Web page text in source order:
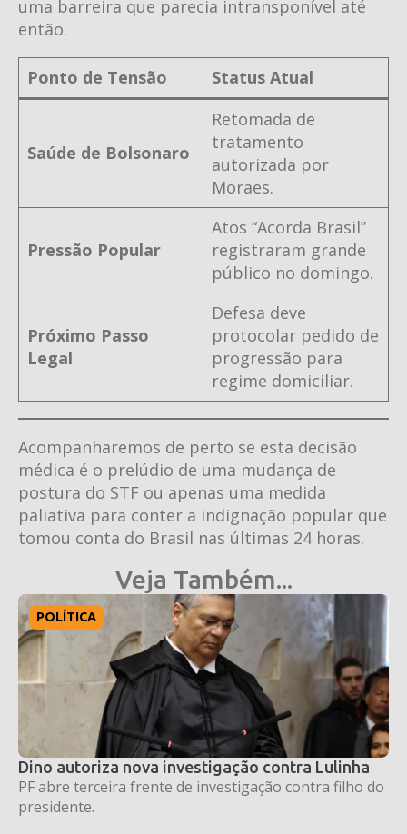
uma barreira que parecia intransponível até
então.
Ponto de Tensão Status Atual
Saúde de Bolsonaro
Retomada de
tratamento
autorizada por
Moraes.
Pressão Popular
Atos “Acorda Brasil”
registraram grande
público no domingo.
Próximo Passo
Legal
Defesa deve
protocolar pedido de
progressão para
regime domiciliar.
Acompanharemos de perto se esta decisão
médica é o prelúdio de uma mudança de
postura do STF ou apenas uma medida
paliativa para conter a indignação popular que
tomou conta do Brasil nas últimas 24 horas.
Veja Também...
POLÍTICA
Dino autoriza nova investigação contra Lulinha
PF abre terceira frente de investigação contra filho do
presidente.